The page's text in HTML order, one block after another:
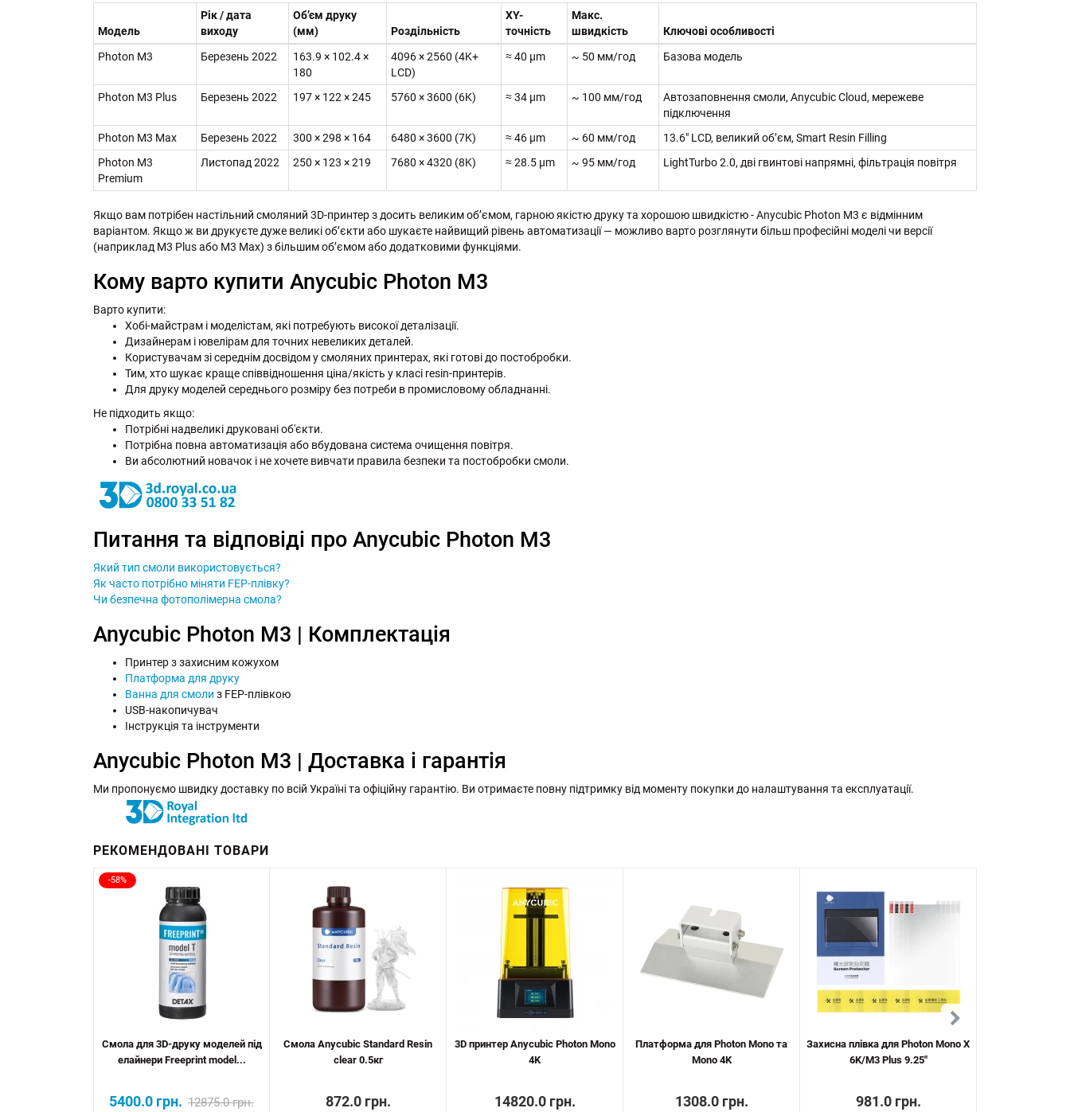
Модель
Рік / дата
виходу
Об’єм друку
(мм)
Роздільність
XY-
точність
Макс.
швидкість
Ключові особливості
Photon M3
Березень 2022
163.9 × 102.4 ×
180
4096 × 2560 (4K+
LCD)
≈ 40 µm ~ 50 мм/год Базова модель
Photon M3 Plus Березень 2022 197 × 122 × 245 5760 × 3600 (6K) ≈ 34 µm ~ 100 мм/год
Автозаповнення смоли, Anycubic Cloud, мережеве
підключення
Photon M3 Max
Березень 2022 300 × 298 × 164 6480 × 3600 (7K) ≈ 46 µm ~ 60 мм/год
13.6″ LCD, великий об’єм, Smart Resin Filling
Photon M3
Premium
Листопад 2022 250 × 123 × 219 7680 × 4320 (8K) ≈ 28.5 µm ~ 95 мм/год LightTurbo 2.0, дві гвинтові напрямні, фільтрація повітря
Якщо вам потрібен настільний смоляний 3D-принтер з досить великим об’ємом, гарною якістю друку та хорошою швидкістю - Anycubic Photon M3 є відмінним
варіантом. Якщо ж ви друкуєте дуже великі об’єкти або шукаєте найвищий рівень автоматизації — можливо варто розглянути більш професійні моделі чи версії
(наприклад M3 Plus або M3 Max) з більшим об’ємом або додатковими функціями.
Кому варто купити Anycubic Photon M3
Варто купити:
Хобі-майстрам і моделістам, які потребують високої деталізації.
Дизайнерам і ювелірам для точних невеликих деталей.
Користувачам зі середнім досвідом у смоляних принтерах, які готові до постобробки.
Тим, хто шукає краще співвідношення ціна/якість у класі resin-принтерів.
Для друку моделей середнього розміру без потреби в промисловому обладнанні.
Не підходить якщо:
Потрібні надвеликі друковані об'єкти.
Потрібна повна автоматизація або вбудована система очищення повітря.
Ви абсолютний новачок і не хочете вивчати правила безпеки та постобробки смоли.
Питання та відповіді про Anycubic Photon M3
Який тип смоли використовується?
Як часто потрібно міняти FEP-плівку?
Чи безпечна фотополімерна смола?
Anycubic Photon M3 | Комплектація
Принтер з захисним кожухом
Платформа для друку
Ванна для смоли з FEP-плівкою
USB-накопичувач
Інструкція та інструменти
Anycubic Photon M3 | Доставка і гарантія
Ми пропонуємо швидку доставку по всій Україні та офіційну гарантію. Ви отримаєте повну підтримку від моменту покупки до налаштування та експлуатації.
РЕКОМЕНДОВАНІ ТОВАРИ
-58%
Смола для 3D-друку моделей під
елайнери Freeprint model...
5400.0 грн. 12875.0 грн.
Смола Anycubic Standard Resin
clear 0.5кг
872.0 грн.
3D принтер Anycubic Photon Mono
4K
14820.0 грн.
Платформа для Photon Mono та
Mono 4K
1308.0 грн.
Захисна плівка для Photon Mono X
6K/M3 Plus 9.25"
981.0 грн.